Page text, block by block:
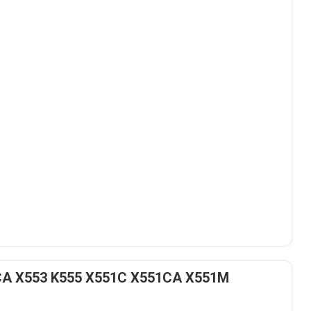
X553 K555 X551C X551CA X551M